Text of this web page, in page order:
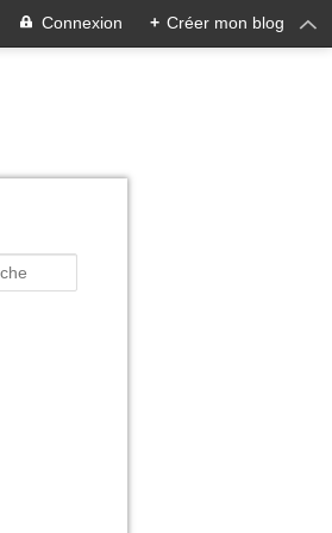
Connexion + Créer mon blog